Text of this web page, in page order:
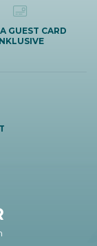
GUEST CARD